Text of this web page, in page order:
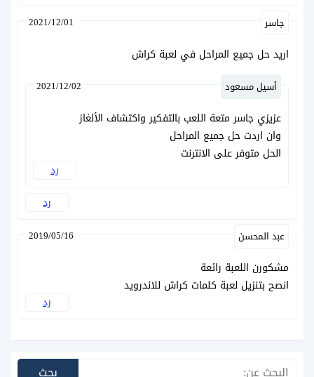
جاسر 2021/12/01
اريد حل جميع المراحل في لعبة كراش
رد
أسيل مسعود 2021/12/02
عزيزي جاسر متعة اللعب بالتفكير واكتشاف الألغاز
وان اردت حل جميع المراحل
الحل متوفر على الانترنت
رد
عبد المحسن 2019/05/16
مشكورن اللعبة رائعة
انصح بتنزيل لعبة كلمات كراش للاندرويد
رد